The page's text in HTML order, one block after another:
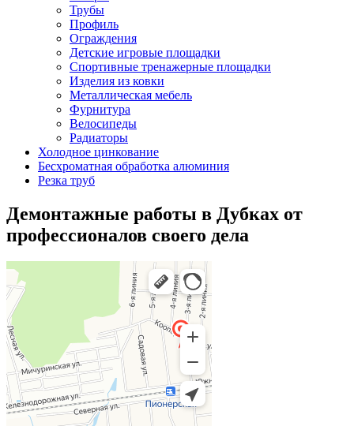
Трубы
Профиль
Ограждения
Детские игровые площадки
Спортивные тренажерные площадки
Изделия из ковки
Металлическая мебель
Фурнитура
Велосипеды
Радиаторы
Холодное цинкование
Бесхроматная обработка алюминия
Резка труб
Демонтажные работы в Дубках от
профессионалов своего дела